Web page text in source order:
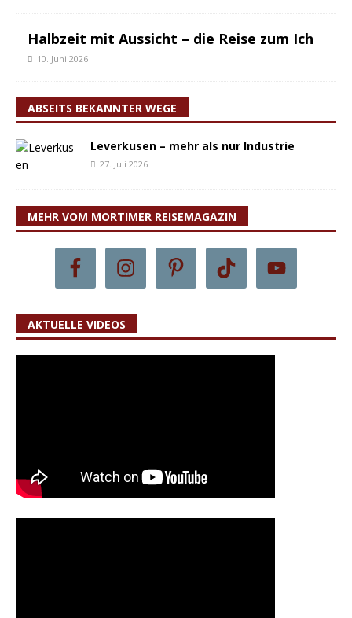
Halbzeit mit Aussicht – die Reise zum Ich
10. Juni 2026
ABSEITS BEKANNTER WEGE
Leverkusen – mehr als nur Industrie
27. Juli 2026
MEHR VOM MORTIMER REISEMAGAZIN
AKTUELLE VIDEOS